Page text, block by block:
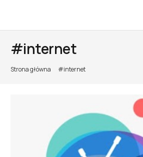
#internet
Strona główna #internet